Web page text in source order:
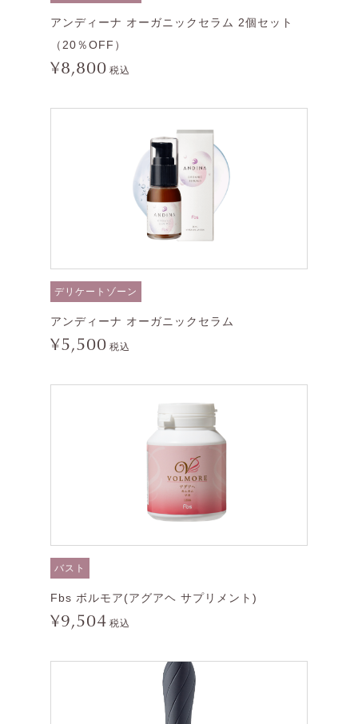
アンディーナ オーガニックセラム 2個セット
（20％OFF）
¥8,800 税込
デリケートゾーン
アンディーナ オーガニックセラム
¥5,500 税込
バスト
Fbs ボルモア(アグアヘ サプリメント)
¥9,504 税込